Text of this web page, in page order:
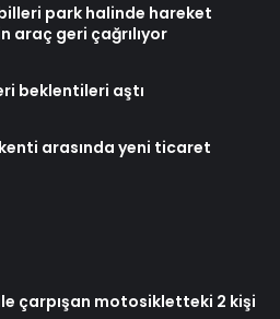
park halinde hareket
araç geri çağrılıyor
beklentileri aştı
arasında yeni ticaret
çarpışan motosikletteki 2 kişi